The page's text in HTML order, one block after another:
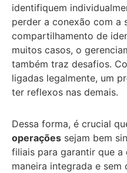
identifiquem
perder a conexão com a
compartilhamento de
muitos casos, o
também traz desafios.
ligadas legalmente, um
ter reflexos nas demais.
Dessa forma, é crucial
operações sejam bem
filiais para garantir que a
maneira integrada e sem